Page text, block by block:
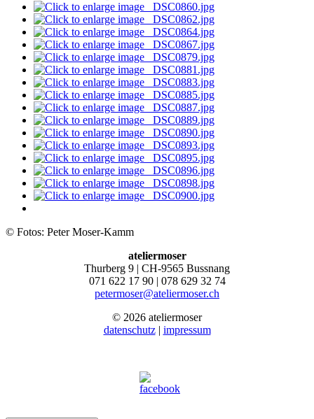
© Fotos: Peter Moser-Kamm
ateliermoser
Thurberg 9 | CH-9565 Bussnang
071 622 17 90 | 078 629 32 74
petermoser@ateliermoser.ch
© 2026 ateliermoser
datenschutz| impressum